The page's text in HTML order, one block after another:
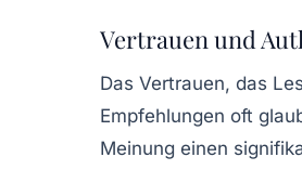
Vertrauen und
Das Vertrauen, das
Empfehlungen oft
Meinung einen